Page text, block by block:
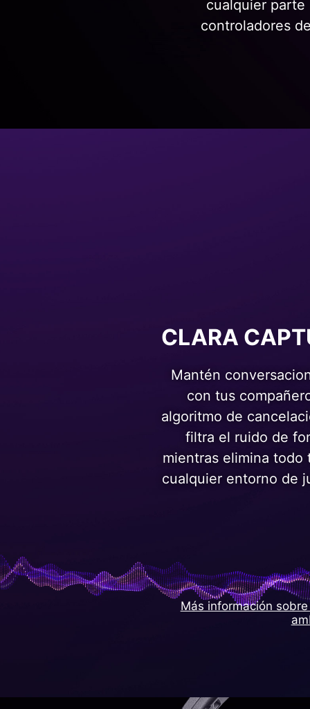
cualquier parte
controladores
CLARA
Mantén
con tus
algoritmo de
filtra el ruido de
mientras elimina
cualquier entorno de
Más información